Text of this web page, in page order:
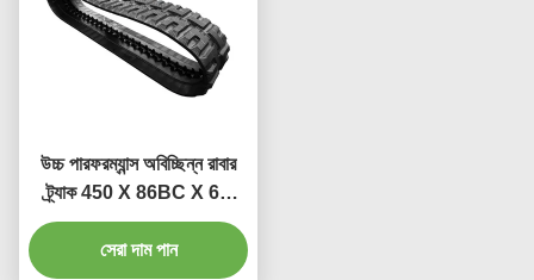
উচ্চ পারফরম্যান্স অবিচ্ছিন্ন রাবার
ট্র্যাক 450 X 86BC X 60
299C জন্য
সেরা দাম পান